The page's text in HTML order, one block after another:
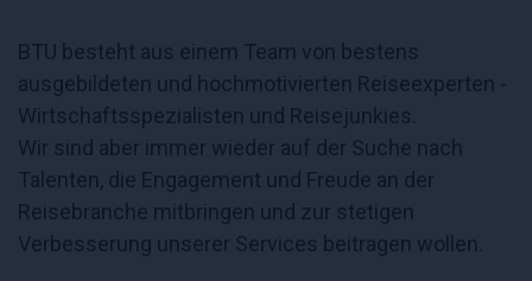
BTU besteht aus einem Team von bestens
ausgebildeten und hochmotivierten Reiseexperten -
Wirtschaftsspezialisten und Reisejunkies.
Wir sind aber immer wieder auf der Suche nach
Talenten, die Engagement und Freude an der
Reisebranche mitbringen und zur stetigen
Verbesserung unserer Services beitragen wollen.